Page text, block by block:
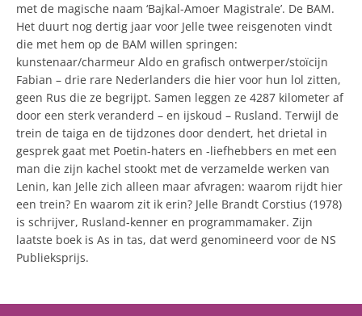
met de magische naam ‘Bajkal-Amoer Magistrale’. De BAM.
Het duurt nog dertig jaar voor Jelle twee reisgenoten vindt
die met hem op de BAM willen springen:
kunstenaar/charmeur Aldo en grafisch ontwerper/stoïcijn
Fabian – drie rare Nederlanders die hier voor hun lol zitten,
geen Rus die ze begrijpt. Samen leggen ze 4287 kilometer af
door een sterk veranderd – en ijskoud – Rusland. Terwijl de
trein de taiga en de tijdzones door dendert, het drietal in
gesprek gaat met Poetin-haters en -liefhebbers en met een
man die zijn kachel stookt met de verzamelde werken van
Lenin, kan Jelle zich alleen maar afvragen: waarom rijdt hier
een trein? En waarom zit ik erin? Jelle Brandt Corstius (1978)
is schrijver, Rusland-kenner en programmamaker. Zijn
laatste boek is As in tas, dat werd genomineerd voor de NS
Publieksprijs.